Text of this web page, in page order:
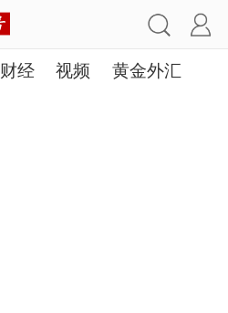
财经 视频 黄金外汇